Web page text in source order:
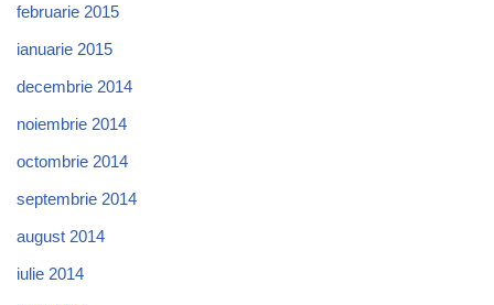
februarie 2015
ianuarie 2015
decembrie 2014
noiembrie 2014
octombrie 2014
septembrie 2014
august 2014
iulie 2014